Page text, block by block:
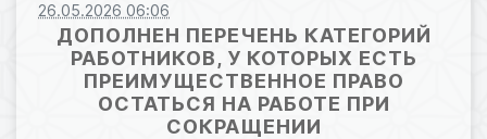
26.05.2026 06:06
ДОПОЛНЕН ПЕРЕЧЕНЬ КАТЕГОРИЙ
РАБОТНИКОВ, У КОТОРЫХ ЕСТЬ
ПРЕИМУЩЕСТВЕННОЕ ПРАВО
ОСТАТЬСЯ НА РАБОТЕ ПРИ
СОКРАЩЕНИИ